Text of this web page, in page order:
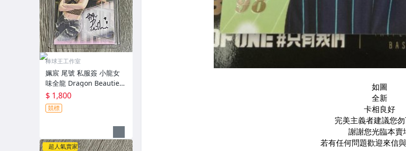
棒球王工作室
姵宸 尾號 私服簽 小龍女
味全龍 Dragon Beauties
2026 中華職棒寫真卡 078
$ 1,800
競標
超人氣賣家